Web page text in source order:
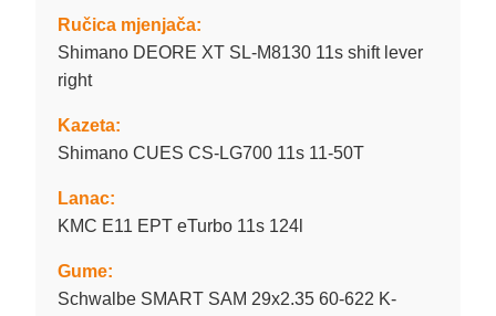
Ručica mjenjača:
Shimano DEORE XT SL-M8130 11s shift lever
right
Kazeta:
Shimano CUES CS-LG700 11s 11-50T
Lanac:
KMC E11 EPT eTurbo 11s 124l
Gume:
Schwalbe SMART SAM 29x2.35 60-622 K-